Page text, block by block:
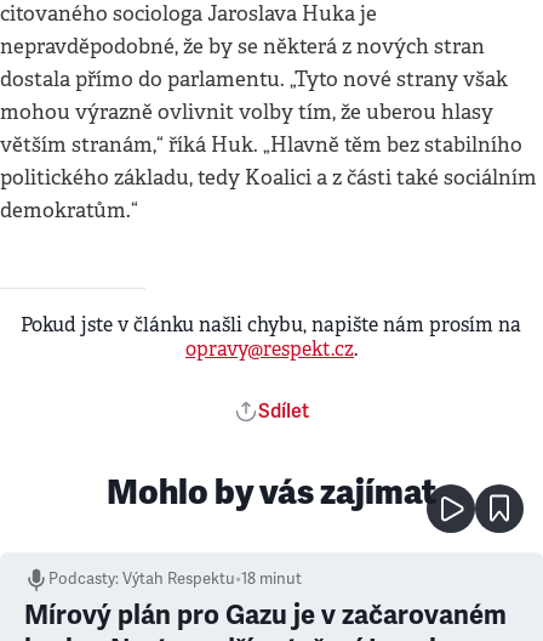
citovaného sociologa Jaroslava Huka je
nepravděpodobné, že by se některá z nových stran
dostala přímo do parlamentu. „Tyto nové strany však
mohou výrazně ovlivnit volby tím, že uberou hlasy
větším stranám,“ říká Huk. „Hlavně těm bez stabilního
politického základu, tedy Koalici a z části také sociálním
demokratům.“
Pokud jste v článku našli chybu, napište nám prosím na
opravy@respekt.cz.
Sdílet
Mohlo by vás zajímat
Podcasty:Výtah Respektu•18 minut
Mírový plán pro Gazu je v začarovaném